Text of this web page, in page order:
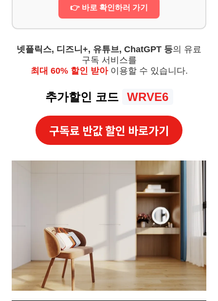
👉 바로 확인하러 가기
넷플릭스, 디즈니+, 유튜브, ChatGPT 등의 유료
구독 서비스를
최대 60% 할인 받아이용할 수 있습니다.
추가할인 코드 WRVE6
구독료 반값 할인 바로가기